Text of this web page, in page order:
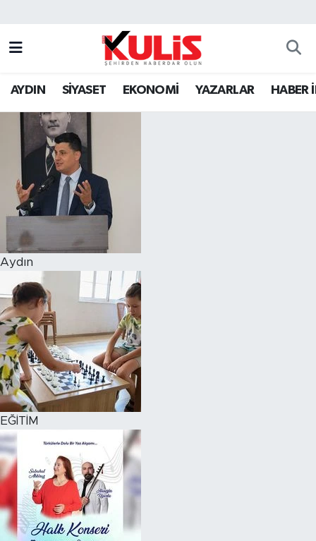
AYDIN SİYASET EKONOMİ YAZARLAR HABER
Aydın
EĞİTİM